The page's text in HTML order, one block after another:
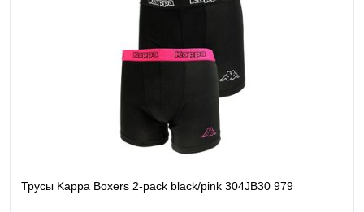
Купить в 1 клик К сравнению
В наличии
Трусы Kappa Boxers 2-pack black/pink 304JB30 979